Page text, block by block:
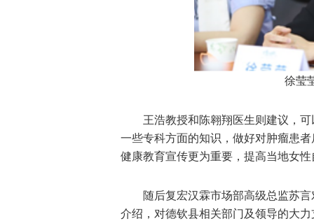
徐莹
王浩教授和陈翱翔医生则建议，
一些专科方面的知识，做好对肿瘤患
健康教育宣传更为重要，提高当地女
随后复宏汉霖市场部高级总监苏
介绍，对德钦县相关部门及领导的大